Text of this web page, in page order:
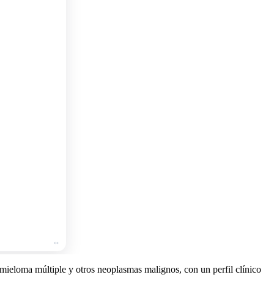
múltiple y otros neoplasmas malignos, con un perfil clínico